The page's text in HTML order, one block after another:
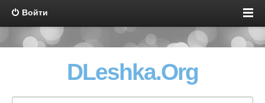
Войти
DLeshka.Org